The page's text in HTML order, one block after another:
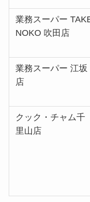
業務スーパー
NOKO 吹田店
業務スーパー 江坂
店
クック・チャム千
里山店